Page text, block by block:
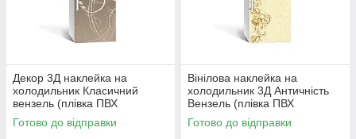
Декор 3Д наклейка на
холодильник Класичний
вензель (плівка ПВХ
фотодрук) 600х1800 мм
Абстракція Сірий
Готово до відправки
Вінілова наклейка на
холодильник 3Д Античність
Вензель (плівка ПВХ
фотодрук) 600х1800 мм
Абстракція Бежевий
Готово до відправки